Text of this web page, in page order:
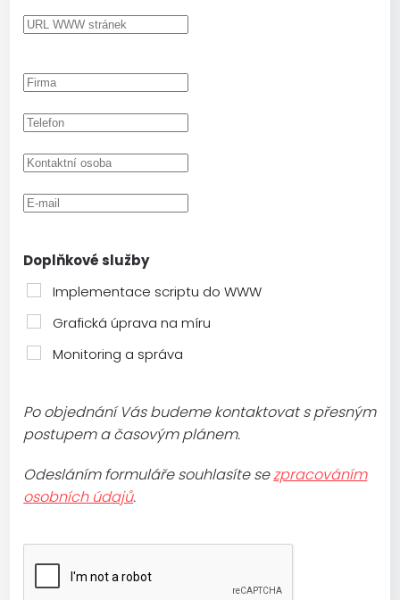
Doplňkové služby
Implementace scriptu do WWW
Grafická úprava na míru
Monitoring a správa
Po objednání Vás budeme kontaktovat s přesným
postupem a časovým plánem.
Odesláním formuláře souhlasíte sezpracováním
osobních údajů.